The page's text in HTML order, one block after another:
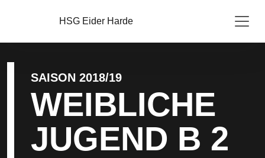
HSG Eider Harde
SAISON 2018/19
WEIBLICHE
JUGEND B 2